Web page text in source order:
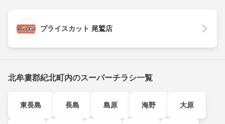
プライスカット 尾鷲店
北牟婁郡紀北町内のスーパーチラシ一覧
東長島 長島 島原 海野 大原